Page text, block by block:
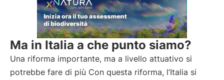
Ma in Italia a che punto siamo?
Una riforma importante, ma a livello attuativo si
potrebbe fare di più Con questa riforma, l’Italia si